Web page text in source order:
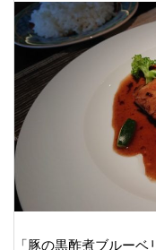
「豚の黒酢煮ブルー